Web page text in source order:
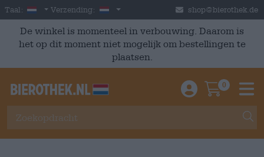
Skip to main content
Taal: Dutch
Verzending: Nederland shop@bierothek.de
De winkel is momenteel in verbouwing. Daarom is
het op dit moment niet mogelijk om bestellingen te
plaatsen.
Einloggen /
0